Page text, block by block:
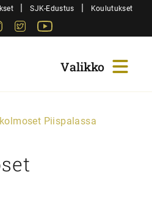
| SJK-Edustus | Koulutukset
Instagram
Twitter
Piispalassa